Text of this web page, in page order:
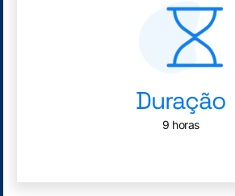
Duração
9 horas